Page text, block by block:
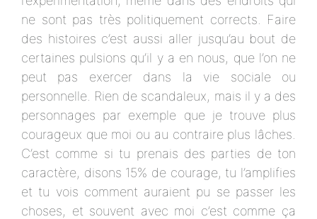
ne sont pas très politiquement corrects. Faire
des histoires c’est aussi aller jusqu’au bout de
certaines pulsions qu’il y a en nous, que l’on ne
peut pas exercer dans la vie sociale ou
personnelle. Rien de scandaleux, mais il y a des
personnages par exemple que je trouve plus
courageux que moi ou au contraire plus lâches.
C’est comme si tu prenais des parties de ton
caractère, disons 15% de courage, tu l’amplifies
et tu vois comment auraient pu se passer les
choses, et souvent avec moi c’est comme ça